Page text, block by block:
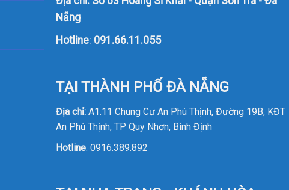
Nẵng
Hotline: 091.66.11.055
TẠI THÀNH PHỐ ĐÀ NẴNG
Địa chỉ: A1.11 Chung Cư An Phú Thịnh, Đường 19B, KĐT
An Phú Thịnh, TP Quy Nhơn, Bình Định
Hotline:0916.389.892